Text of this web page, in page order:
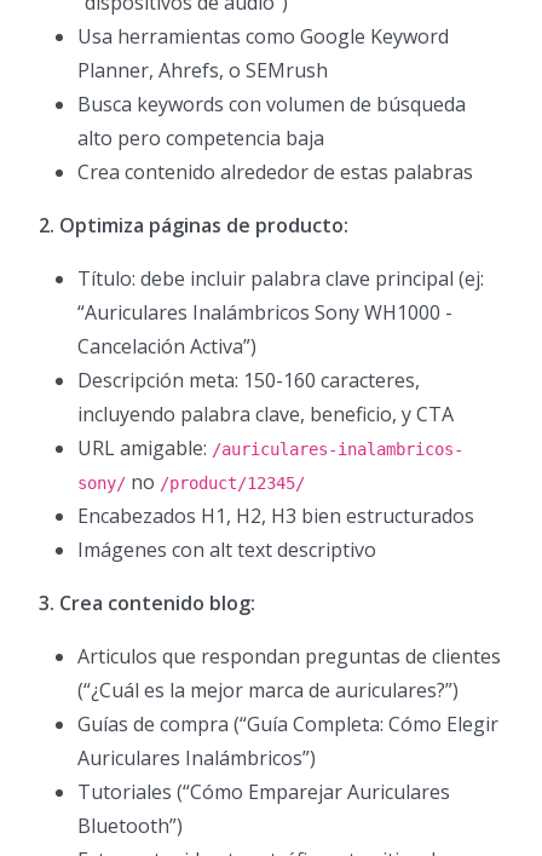
Usa herramientas como Google Keyword
Planner, Ahrefs, o SEMrush
Busca keywords con volumen de búsqueda
alto pero competencia baja
Crea contenido alrededor de estas palabras
2. Optimiza páginas de producto:
Título: debe incluir palabra clave principal (ej:
“Auriculares Inalámbricos Sony WH1000 -
Cancelación Activa”)
Descripción meta: 150-160 caracteres,
incluyendo palabra clave, beneficio, y CTA
URL amigable: /auriculares-inalambricos-
sony/ no /product/12345/
Encabezados H1, H2, H3 bien estructurados
Imágenes con alt text descriptivo
3. Crea contenido blog:
Articulos que respondan preguntas de clientes
(“¿Cuál es la mejor marca de auriculares?”)
Guías de compra (“Guía Completa: Cómo Elegir
Auriculares Inalámbricos”)
Tutoriales (“Cómo Emparejar Auriculares
Bluetooth”)